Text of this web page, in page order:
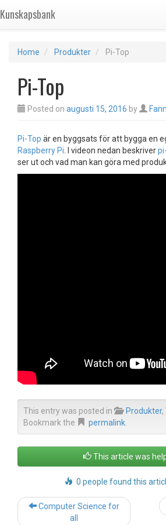
Kunskapsbank
Home Produkter Pi-Top
Pi-Top
Posted on augusti 15, 2016 by
Pi-Top är en byggsats för att bygga en
Raspberry Pi . I videon nedan beskriver
ser ut och vad man kan göra med
This entry was posted in Produkter,
Bookmark the
permalink
This article was
0 people found this
Computer Science for
all